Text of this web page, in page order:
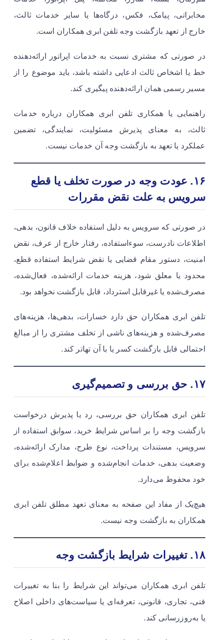
مخابراتی، پیامک، فکس، درگاه‌ها یا سایر خدمات ثالث،
خارج از تعهد بازگشت وجه تلفن ابری همکاران است.
در صورتی که مشتری نسبت به خدمات اپراتور ارائه‌دهنده
خط یا اشخاص ثالث ادعایی داشته باشد، باید موضوع را از
مسیر رسمی همان ارائه‌دهنده پیگیری کند.
راهنمایی یا همکاری تلفن ابری همکاران درباره خدمات
ثالث، به معنای پذیرش مسئولیت، نمایندگی، تضمین
عملکرد یا تعهد به بازگشت وجه آن خدمات نیست.
۱۶. عودت وجه در صورت تخلف یا قطع
سرویس به علت نقض مقررات
در صورتی که سرویس به دلیل استفاده خلاف قانون، بدهی،
اطلاعات نادرست، سوءاستفاده، رفتار خارج از عرف، نقض
امنیت، دستور مقام قضایی یا نقض شرایط استفاده قطع،
محدود یا معلق شود، هزینه خدمات ارائه‌شده، فعال‌شده،
مصرف‌شده یا غیرقابل استرداد، قابل بازگشت نخواهد بود.
تلفن ابری همکاران حق دارد خسارات، بدهی‌ها، هزینه‌های
مصرف‌شده و هزینه‌های ناشی از تخلف مشتری را از مبالغ
احتمالی قابل بازگشت کسر یا با آن تهاتر کند.
۱۷. حق بررسی و تصمیم‌گیری
تلفن ابری همکاران حق بررسی، رد یا پذیرش درخواست
بازگشت وجه را بر اساس شرایط خرید، سوابق استفاده از
سرویس، مستندات پرداخت، نوع طرح، مدارک ارائه‌شده،
وضعیت بدهی، خدمات انجام‌شده و ضوابط اعلام‌شده برای
خود محفوظ می‌دارد.
هیچ‌یک از مفاد این صفحه به معنای تعهد مطلق تلفن ابری
همکاران به بازگشت وجه نیست.
۱۸. تغییرات شرایط بازگشت وجه
تلفن ابری همکاران می‌تواند این شرایط را بنا به تغییرات
فنی، تجاری، قانونی، تعرفه‌ای یا سیاست‌های داخلی اصلاح
یا به‌روزرسانی کند.